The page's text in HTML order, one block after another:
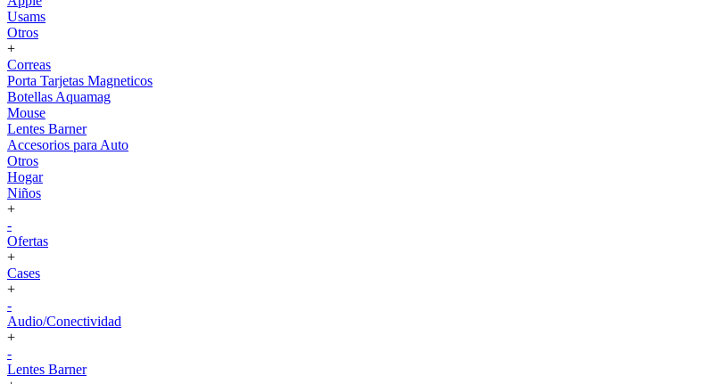
Usams
Otros
+
Correas
Porta Tarjetas Magneticos
Botellas Aquamag
Mouse
Lentes Barner
Accesorios para Auto
Otros
Hogar
Niños
+
-
Ofertas
+
Cases
+
-
Audio/Conectividad
+
-
Lentes Barner